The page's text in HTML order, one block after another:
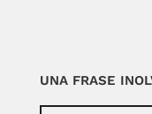
UNA FRASE